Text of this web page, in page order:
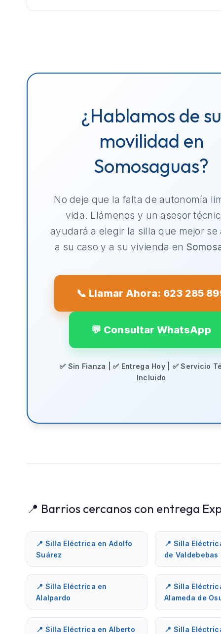
¿Hablamos de su
movilidad en
Somosaguas?
No deje que la falta de autonomía
vida. Llámenos y un asesor
ayudará a elegir la silla que mejor se
a su caso y a su vivienda en
📞 Llamar Ahora: 623 285
💬 Consultar WhatsApp
✅ Sin Fianza | ✅ Entrega Hoy | ✅ Servicio
Incluido
📍 Barrios cercanos con entrega
📍 Silla Eléctrica en Adolfo
Suárez
📍 Silla
de Valdebebas
📍 Silla Eléctrica en
Alalpardo
📍 Silla
Alameda de
📍 Silla Eléctrica en Alberto
📍 Silla